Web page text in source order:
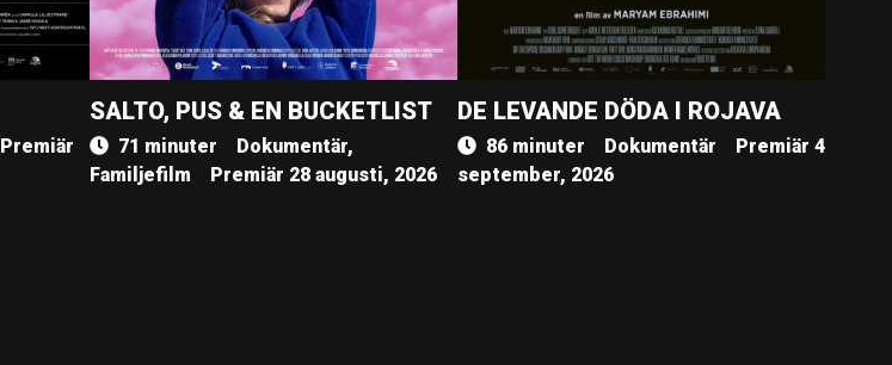
Premiär
SALTO, PUS & EN BUCKETLIST
71 minuter
Dokumentär,
Familjefilm
Premiär 28 augusti, 2026
DE LEVANDE DÖDA I ROJAVA
86 minuter Dokumentär
Premiär 4
september, 2026